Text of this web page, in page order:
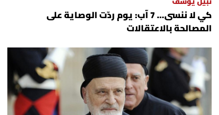
كي لا ننسى... 7 آب: يوم ردّت الوصاية على
المصالحة بالاعتقالات